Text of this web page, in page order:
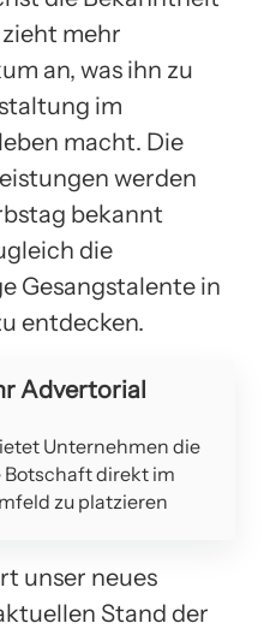
mehr
an, was ihn zu
im
macht. Die
werden
bekannt
die
Gesangstalente in
entdecken.
Advertorial
Unternehmen die
direkt im
zu platzieren
unser neues
Stand der